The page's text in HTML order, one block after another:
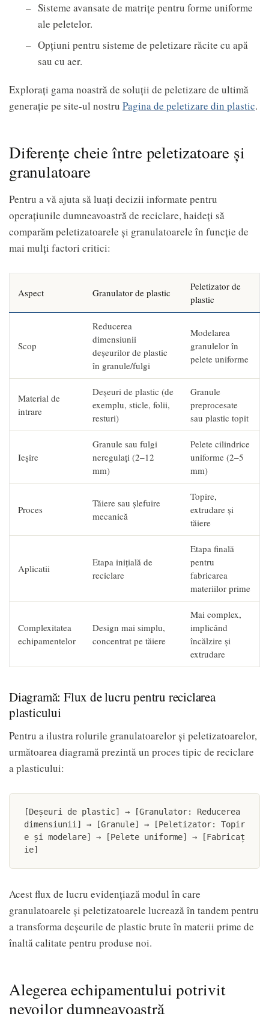
Sisteme avansate de matrițe pentru forme uniforme
ale peletelor.
Opțiuni pentru sisteme de peletizare răcite cu apă
sau cu aer.
Explorați gama noastră de soluții de peletizare de ultimă
generație pe site-ul nostru Pagina de peletizare din plastic.
Diferențe cheie între peletizatoare și
granulatoare
Pentru a vă ajuta să luați decizii informate pentru
operațiunile dumneavoastră de reciclare, haideți să
comparăm peletizatoarele și granulatoarele în funcție de
mai mulți factori critici:
Aspect Granulator de plastic
Peletizator de
plastic
Scop
Reducerea
dimensiunii
deșeurilor de plastic
în granule/fulgi
Modelarea
granulelor în
pelete uniforme
Material de
intrare
Deșeuri de plastic (de
exemplu, sticle, folii,
resturi)
Granule
preprocesate
sau plastic topit
Ieșire
Granule sau fulgi
neregulați (2–12
mm)
Pelete cilindrice
uniforme (2–5
mm)
Proces
Tăiere sau șlefuire
mecanică
Topire,
extrudare și
tăiere
Aplicatii
Etapa inițială de
reciclare
Etapa finală
pentru
fabricarea
materiilor prime
Complexitatea
echipamentelor
Design mai simplu,
concentrat pe tăiere
Mai complex,
implicând
încălzire și
extrudare
Diagramă: Flux de lucru pentru reciclarea
plasticului
Pentru a ilustra rolurile granulatoarelor și peletizatoarelor,
următoarea diagramă prezintă un proces tipic de reciclare
a plasticului:
[Deșeuri de plastic] → [Granulator: Reducerea
dimensiunii] → [Granule] → [Peletizator: Topir
e și modelare] → [Pelete uniforme] → [Fabricaț
ie]
Acest flux de lucru evidențiază modul în care
granulatoarele și peletizatoarele lucrează în tandem pentru
a transforma deșeurile de plastic brute în materii prime de
înaltă calitate pentru produse noi.
Alegerea echipamentului potrivit
nevoilor dumneavoastră